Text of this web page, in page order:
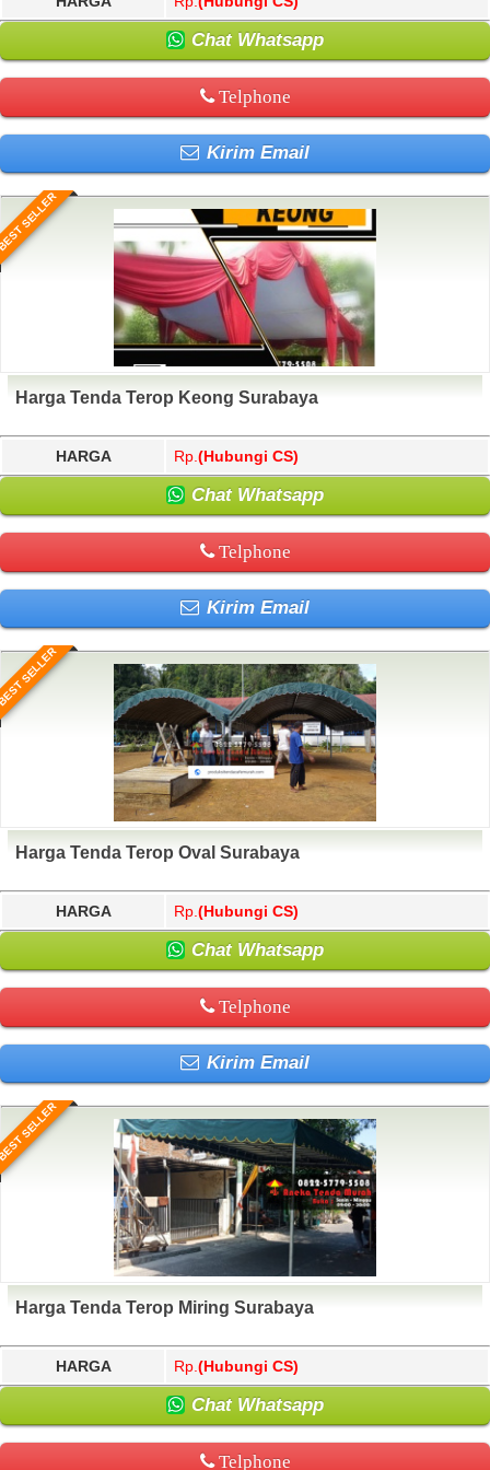
Chat Whatsapp
Telphone
Kirim Email
SELLER
Harga Tenda Terop Keong Surabaya
HARGA Rp. (Hubungi CS)
Chat Whatsapp
Telphone
Kirim Email
SELLER
Harga Tenda Terop Oval Surabaya
HARGA Rp. (Hubungi CS)
Chat Whatsapp
Telphone
Kirim Email
SELLER
Harga Tenda Terop Miring Surabaya
HARGA Rp. (Hubungi CS)
Chat Whatsapp
Telphone